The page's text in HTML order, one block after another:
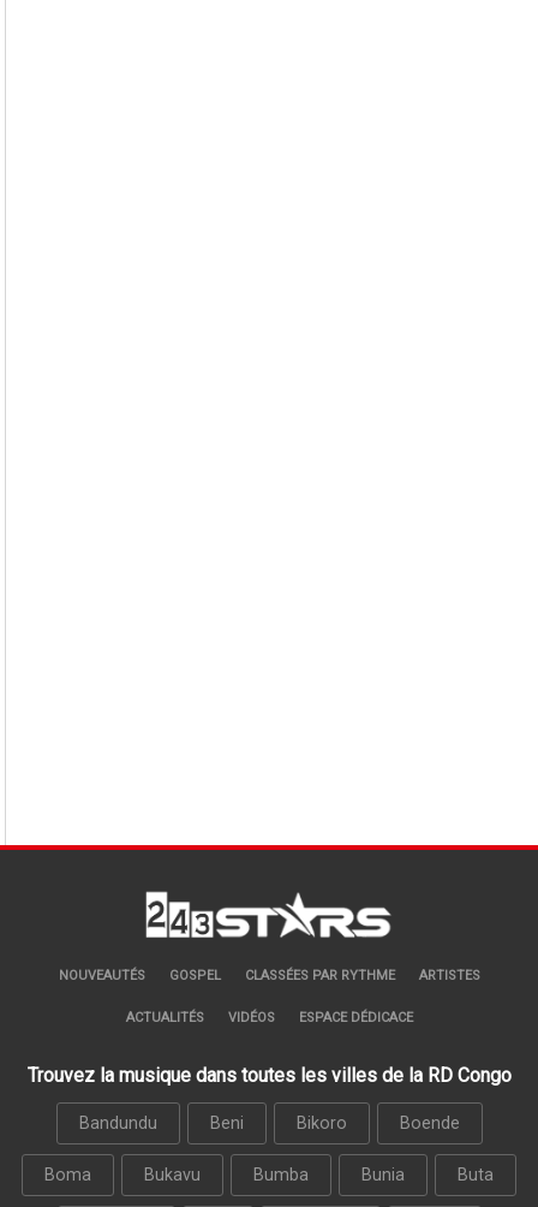
NOUVEAUTÉS GOSPEL CLASSÉES PAR RYTHME ARTISTES
ACTUALITÉS VIDÉOS ESPACE DÉDICACE
Trouvez la musique dans toutes les villes de la RD Congo
Bandundu Beni Bikoro Boende
Boma Bukavu Bumba Bunia Buta